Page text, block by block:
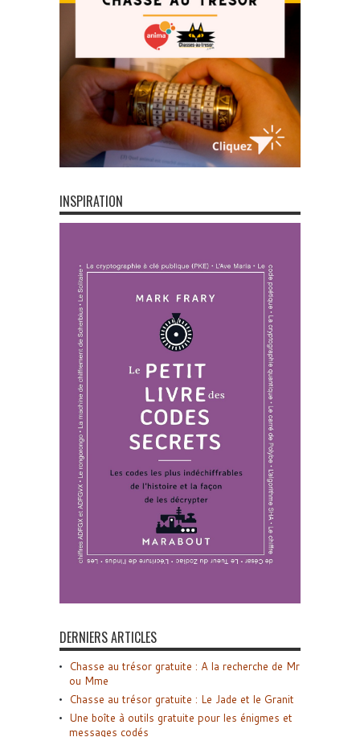
INSPIRATION
DERNIERS ARTICLES
Chasse au trésor gratuite : A la recherche de Mr
ou Mme
Chasse au trésor gratuite : Le Jade et le Granit
Une boîte à outils gratuite pour les énigmes et
messages codés